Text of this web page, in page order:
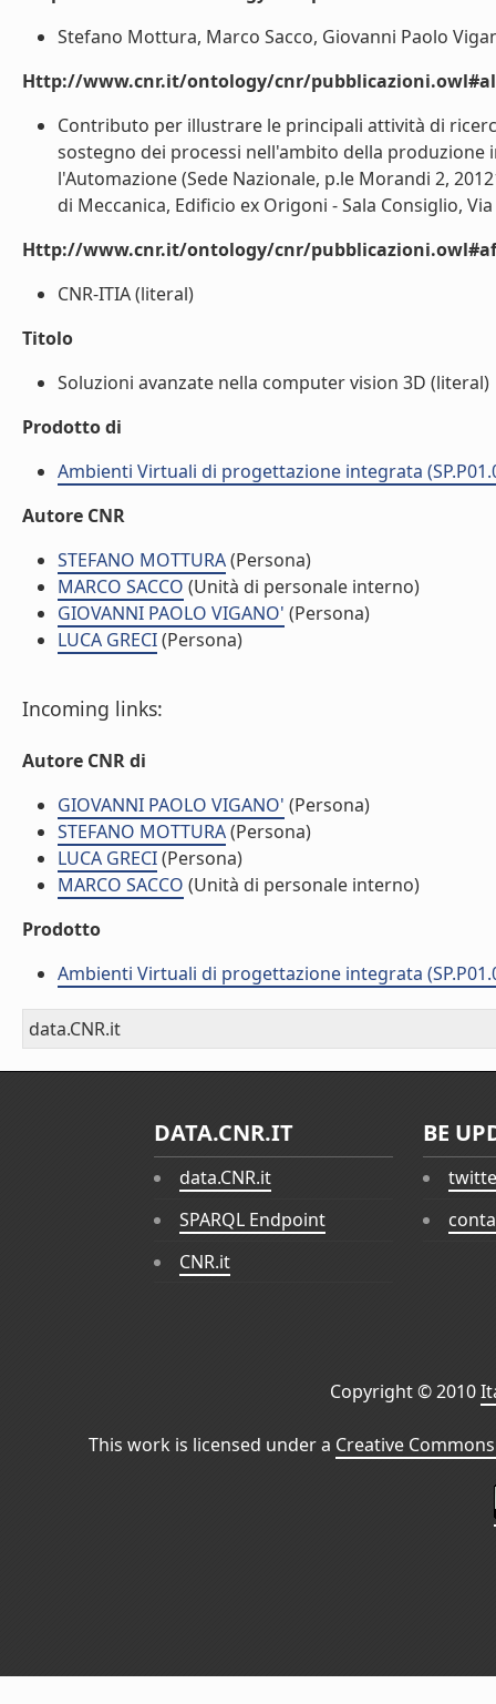
Stefano Mottura, Marco Sacco, Giovanni Paolo
Http://www.cnr.it/ontology/cnr/
Contributo per illustrare le principali attività di
sostegno dei processi nell'ambito della produzione
l'Automazione (Sede Nazionale, p.le Morandi 2,
di Meccanica, Edificio ex Origoni - Sala Consiglio,
Http://www.cnr.it/ontology/cnr/
CNR-ITIA (literal)
Titolo
Soluzioni avanzate nella computer vision 3D (literal)
Prodotto di
Ambienti Virtuali di progettazione integrata
Autore CNR
STEFANO MOTTURA(Persona)
MARCO SACCO (Unità di personale interno)
GIOVANNI PAOLO VIGANO' (Persona)
LUCA GRECI(Persona)
Incoming links:
Autore CNR di
GIOVANNI PAOLO VIGANO' (Persona)
STEFANO MOTTURA(Persona)
LUCA GRECI(Persona)
MARCO SACCO (Unità di personale interno)
Prodotto
Ambienti Virtuali di progettazione integrata
data.CNR.it
DATA.CNR.IT
data.CNR.it
SPARQL Endpoint
CNR.it
BE
Copyright © 2010
This work is licensed under a Creative